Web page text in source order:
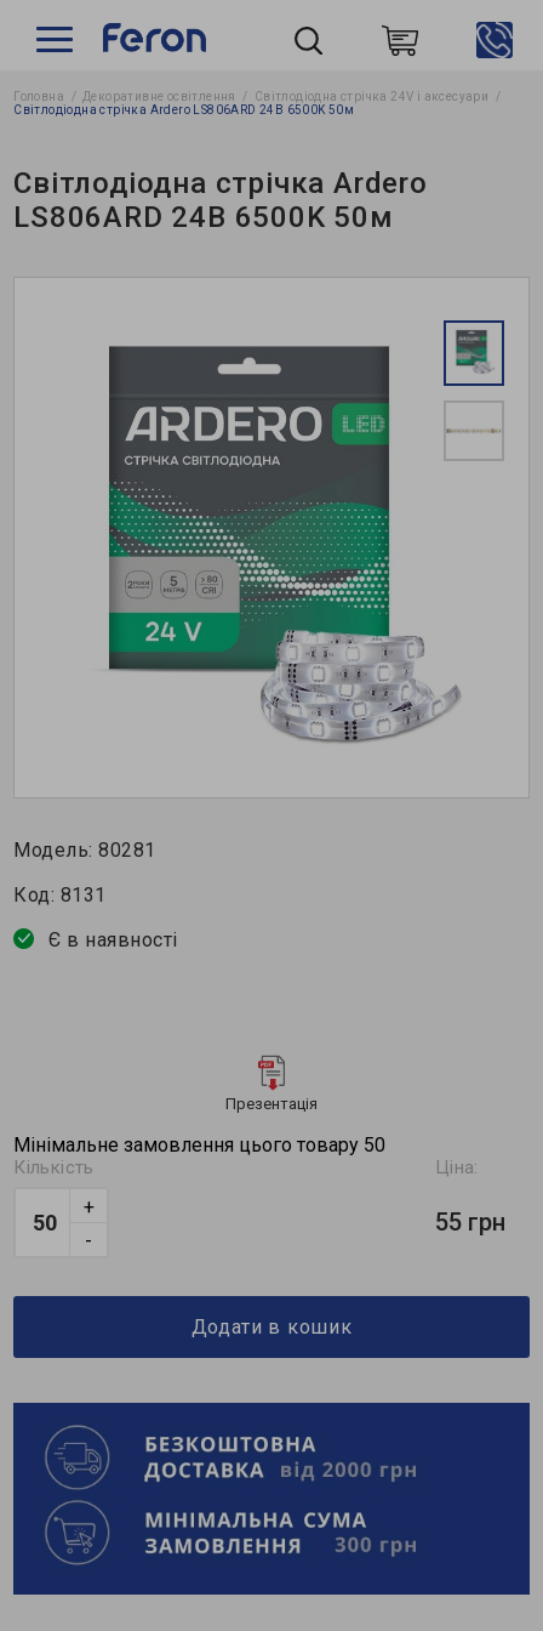
Пошук
Головна Декоративне освітлення
Світлодіодна стрічка 24V і аксесуари
Світлодіодна стрічка Ardero LS806ARD 24В 6500K 50м
Світлодіодна стрічка Ardero
LS806ARD 24В 6500K 50м
Модель:80281
Код: 8131
Є в наявності
Презентація
Мінімальне замовлення цього товару 50
Кількість
-
+
Ціна:
55 грн
Додати в кошик